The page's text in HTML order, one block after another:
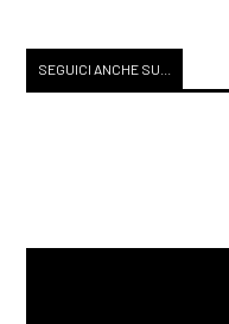
SEGUICI ANCHE SU...